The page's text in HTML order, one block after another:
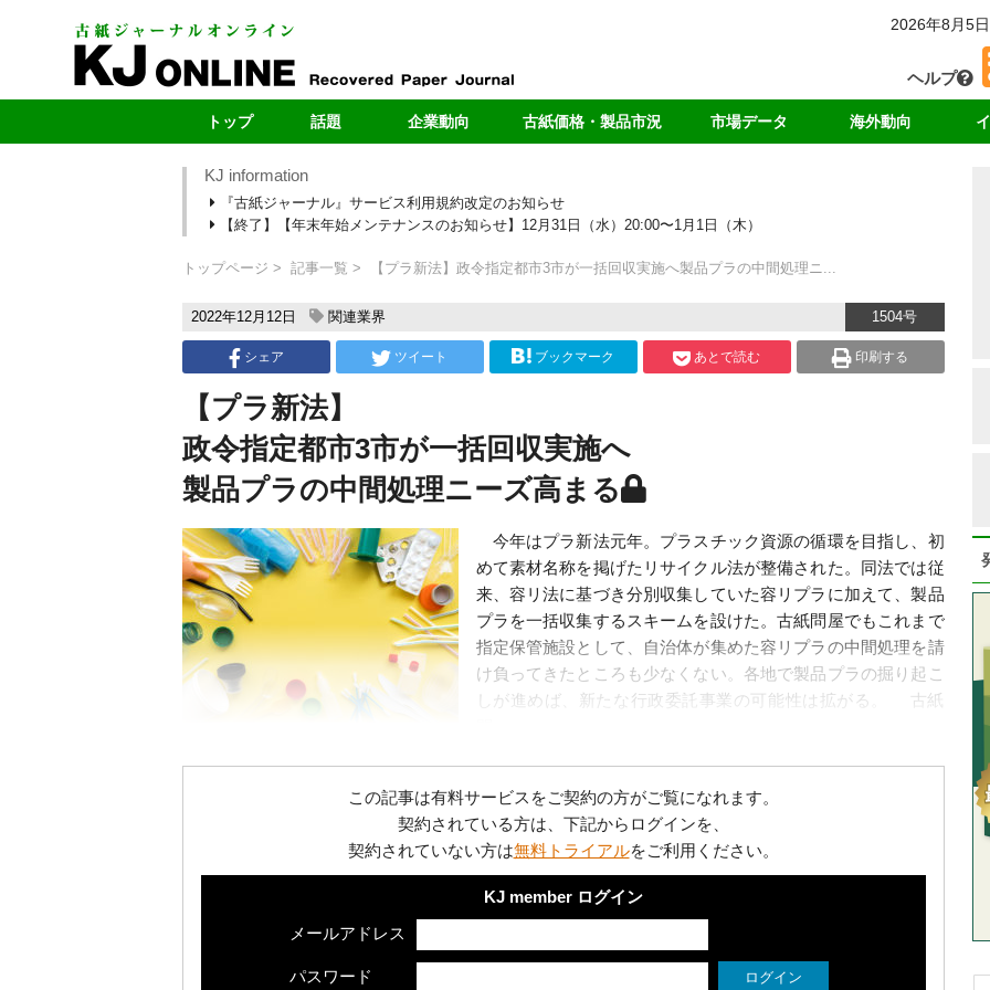
2026年8月5
ヘルプ
トップ 話題
最新のお知らせ
新型コロナ
段原紙の転抄・輸出
企業動向
自治体
ヤードレポート
新規ヤード
古紙価格・製品市況
輸出価格
製品価格
海外市況
市場データ
中国の輸入量
各種統計データ
海外動向
KJ information
『古紙ジャーナル』サービス利用規約改定のお知らせ
【終了】【年末年始メンテナンスのお知らせ】12月31日（水）20:00〜1月1日（木）
トップページ 記事一覧 【プラ新法】政令指定都市3市が一括回収実施へ製品プラの中間処理ニ...
2022年12月12日 関連業界 1504号
シェア ツイート ブックマーク あとで読む 印刷する
【プラ新法】
政令指定都市3市が一括回収実施へ
製品プラの中間処理ニーズ高まる
今年はプラ新法元年。プラスチック資源の循環を目指し、初
めて素材名称を掲げたリサイクル法が整備された。同法では従
来、容リ法に基づき分別収集していた容リプラに加えて、製品
プラを一括収集するスキームを設けた。古紙問屋でもこれまで
指定保管施設として、自治体が集めた容リプラの中間処理を請
け負ってきたところも少なくない。各地で製品プラの掘り起こ
しが進めば、新たな行政委託事業の可能性は拡がる。 古紙
この記事は有料サービスをご契約の方がご覧になれます。
契約されている方は、下記からログインを、
契約されていない方は無料トライアルをご利用ください。
KJ member ログイン
メールアドレス
パスワード